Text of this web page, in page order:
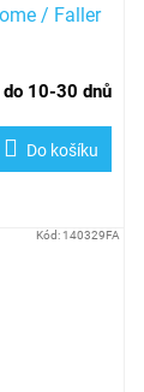
/ Faller
do 10-30 dnů
Do košíku
Kód: 140329FA